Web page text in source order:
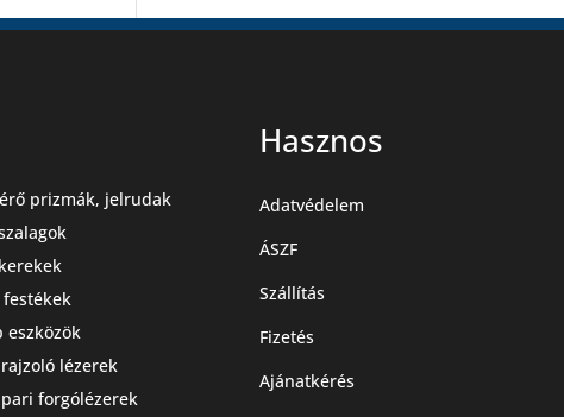
prizmák, jelrudak
festékek
eszközök
lézerek
forgólézerek
Hasznos
Adatvédelem
ÁSZF
Szállítás
Fizetés
Ajánatkérés